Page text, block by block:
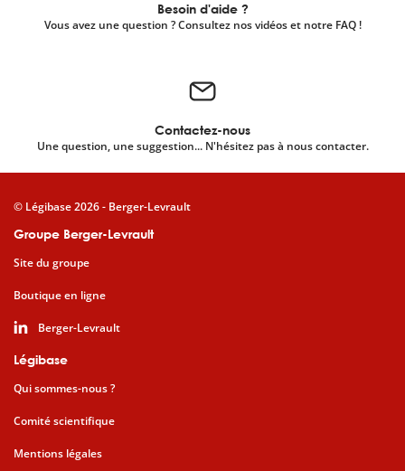
Besoin d'aide ?
Vous avez une question ? Consultez nos vidéos et notre FAQ !
Contactez-nous
Une question, une suggestion... N'hésitez pas à nous contacter.
Groupe Berger-Levrault
Site du groupe
Boutique en ligne
Berger-Levrault
Légibase
Qui sommes-nous ?
Comité scientifique
Mentions légales
© Légibase 2026 - Berger-Levrault